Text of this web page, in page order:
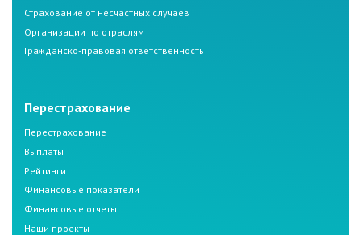
Страхование от несчастных случаев
Организации по отраслям
Гражданско-правовая ответственность
Перестрахование
Перестрахование
Выплаты
Рейтинги
Финансовые показатели
Финансовые отчеты
Наши проекты